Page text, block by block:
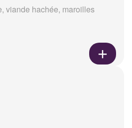
viande hachée, maroilles